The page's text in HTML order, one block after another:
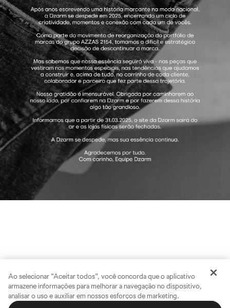
Ao selecionar “Aceitar todos”, você concorda que o aplicativo
armazene informações para melhorar a navegação no dispositivo,
analisar o uso e auxiliar em nossos esforços de marketing.